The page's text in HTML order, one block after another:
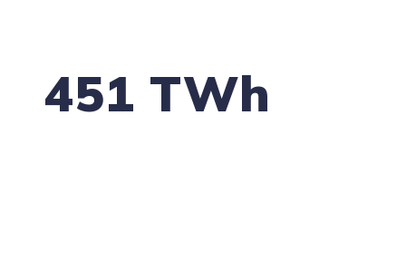
451 TWh